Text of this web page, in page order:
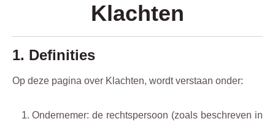
Klachten
1. Definities
Op deze pagina over Klachten, wordt verstaan onder:
Ondernemer: de rechtspersoon (zoals beschreven in